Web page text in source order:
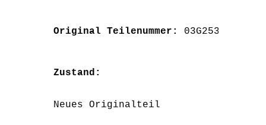
Original Teilenummer: 03G253039E
Zustand:
Neues Originalteil